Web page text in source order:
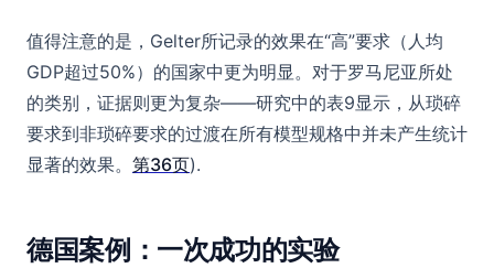
值得注意的是，Gelter所记录的效果在“高”要求（人均
GDP超过50%）的国家中更为明显。对于罗马尼亚所处
的类别，证据则更为复杂——研究中的表9显示，从琐碎
要求到非琐碎要求的过渡在所有模型规格中并未产生统计
显著的效果。 第36页).
德国案例：一次成功的实验